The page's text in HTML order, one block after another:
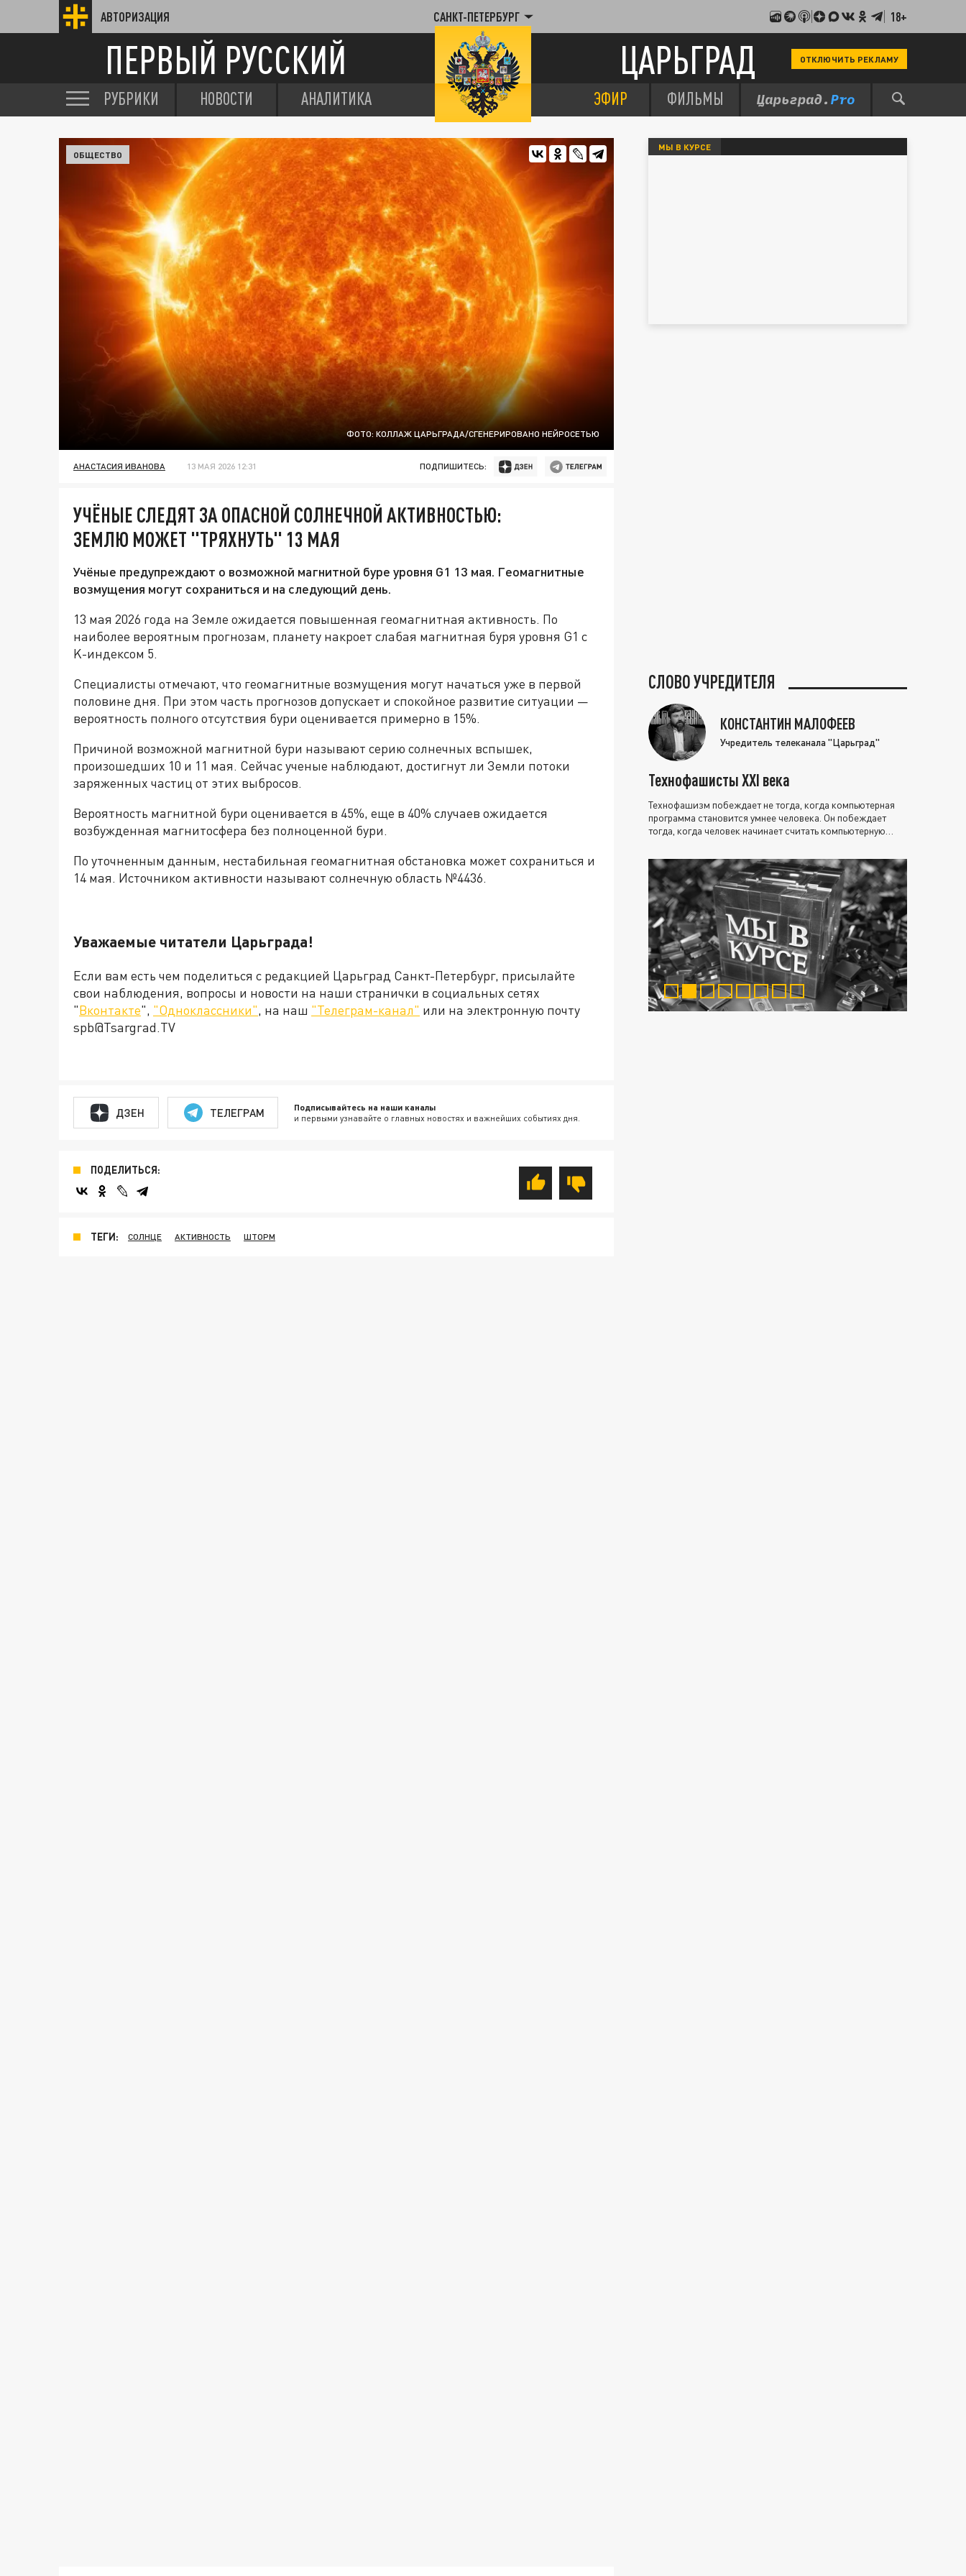
АВТОРИЗАЦИЯ САНКТ-ПЕТЕРБУРГ 18+
ПЕРВЫЙ РУССКИЙ ЦАРЬГРАД ОТКЛЮЧИТЬ РЕКЛАМУ
РУБРИКИ НОВОСТИ АНАЛИТИКА ЭФИР ФИЛЬМЫ
ФОТО: КОЛЛАЖ ЦАРЬГРАДА/СГЕНЕРИРОВАНО НЕЙРОСЕТЬЮ
ОБЩЕСТВО
АНАСТАСИЯ ИВАНОВА 13 МАЯ 2026 12:31 ПОДПИШИТЕСЬ:
УЧЁНЫЕ СЛЕДЯТ ЗА ОПАСНОЙ СОЛНЕЧНОЙ АКТИВНОСТЬЮ:
ЗЕМЛЮ МОЖЕТ "ТРЯХНУТЬ" 13 МАЯ
Учёные предупреждают о возможной магнитной буре уровня G1 13 мая. Геомагнитные
возмущения могут сохраниться и на следующий день.
13 мая 2026 года на Земле ожидается повышенная геомагнитная активность. По
наиболее вероятным прогнозам, планету накроет слабая магнитная буря уровня G1 с
K-индексом 5.
Специалисты отмечают, что геомагнитные возмущения могут начаться уже в первой
половине дня. При этом часть прогнозов допускает и спокойное развитие ситуации —
вероятность полного отсутствия бури оценивается примерно в 15%.
Причиной возможной магнитной бури называют серию солнечных вспышек,
произошедших 10 и 11 мая. Сейчас ученые наблюдают, достигнут ли Земли потоки
заряженных частиц от этих выбросов.
Вероятность магнитной бури оценивается в 45%, еще в 40% случаев ожидается
возбужденная магнитосфера без полноценной бури.
По уточненным данным, нестабильная геомагнитная обстановка может сохраниться и
14 мая. Источником активности называют солнечную область №4436.
Уважаемые читатели Царьграда!
Если вам есть чем поделиться с редакцией Царьград Санкт-Петербург, присылайте
свои наблюдения, вопросы и новости на наши странички в социальных сетях
"Вконтакте", "Одноклассники", на наш "Телеграм-канал" или на электронную почту
spb@Tsargrad.TV
ДЗЕН ТЕЛЕГРАМ Подписывайтесь на наши каналы
и первыми узнавайте о главных новостях и важнейших событиях дня.
ПОДЕЛИТЬСЯ:
ТЕГИ: СОЛНЦЕ АКТИВНОСТЬ ШТОРМ
МЫ В КУРСЕ
СЛОВО УЧРЕДИТЕЛЯ
КОНСТАНТИН МАЛОФЕЕВ
Учредитель телеканала "Царьград"
Технофашисты XXI века
Технофашизм побеждает не тогда, когда компьютерная
программа становится умнее человека. Он побеждает
тогда, когда человек начинает считать компьютерную